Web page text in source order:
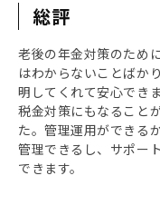
総評
老後の年金対策のため
はわからないことばか
明してくれて安心でき
税金対策にもなること
た。管理運用ができる
管理できるし、サポー
できます。